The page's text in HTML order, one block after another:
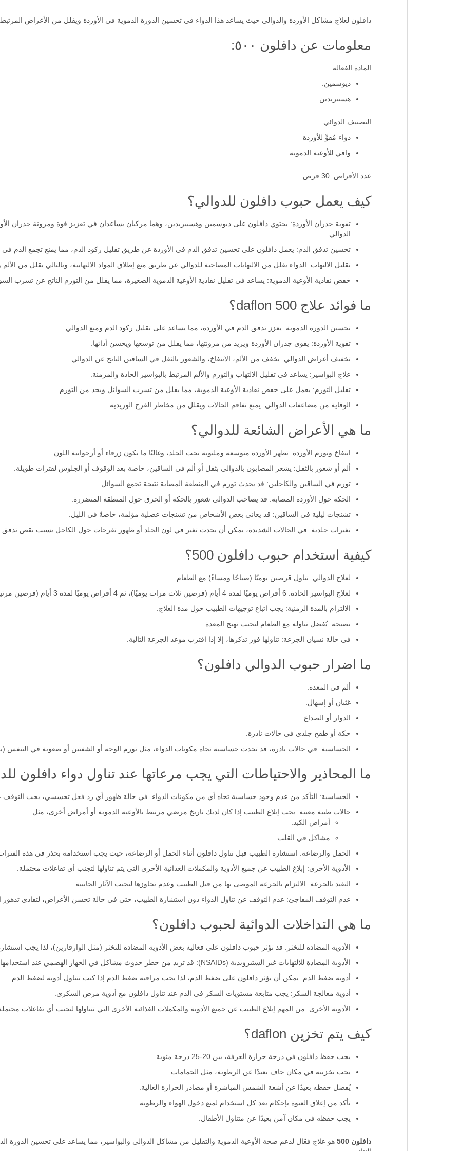
دافلون لعلاج مشاكل الأوردة والدوالي حيث يساعد هذا الدواء في تحسين الدورة الدموية في الأوردة ويقلل من الأعراض
معلومات عن دافلون ٥٠٠:
المادة الفعالة:
ديوسمين.
هسبيريدين.
التصنيف الدوائي:
دواء مُقوٍّ للأوردة
واقي للأوعية الدموية
عدد الأقراص: 30 قرص.
كيف يعمل حبوب دافلون للدوالي؟
تقوية جدران الأوردة: يحتوي دافلون على ديوسمين وهسبيريدين، وهما مركبان يساعدان في تعزيز قوة ومرونة جدران
الدوالي.
تحسين تدفق الدم: يعمل دافلون على تحسين تدفق الدم في الأوردة عن طريق تقليل ركود الدم، مما يمنع تجمع الدم في
تقليل الالتهاب: الدواء يقلل من الالتهابات المصاحبة للدوالي عن طريق منع إطلاق المواد الالتهابية، وبالتالي يقلل من
خفض نفاذية الأوعية الدموية: يساعد في تقليل نفاذية الأوعية الدموية الصغيرة، مما يقلل من التورم الناتج عن تسرب
ما فوائد علاج daflon 500؟
تحسين الدورة الدموية: يعزز تدفق الدم في الأوردة، مما يساعد على تقليل ركود الدم ومنع الدوالي.
تقوية الأوردة: يقوي جدران الأوردة ويزيد من مرونتها، مما يقلل من توسعها ويحسن أدائها.
تخفيف أعراض الدوالي: يخفف من الألم، الانتفاخ، والشعور بالثقل في الساقين الناتج عن الدوالي.
علاج البواسير: يساعد في تقليل الالتهاب والتورم والألم المرتبط بالبواسير الحادة والمزمنة.
تقليل التورم: يعمل على خفض نفاذية الأوعية الدموية، مما يقلل من تسرب السوائل ويحد من التورم.
الوقاية من مضاعفات الدوالي: يمنع تفاقم الحالات ويقلل من مخاطر القرح الوريدية.
ما هي الأعراض الشائعة للدوالي؟
انتفاخ وتورم الأوردة: تظهر الأوردة متوسعة وملتوية تحت الجلد، وغالبًا ما تكون زرقاء أو أرجوانية اللون.
ألم أو شعور بالثقل: يشعر المصابون بالدوالي بثقل أو ألم في الساقين، خاصة بعد الوقوف أو الجلوس لفترات طويلة.
تورم في الساقين والكاحلين: قد يحدث تورم في المنطقة المصابة نتيجة تجمع السوائل.
الحكة حول الأوردة المصابة: قد يصاحب الدوالي شعور بالحكة أو الحرق حول المنطقة المتضررة.
تشنجات ليلية في الساقين: قد يعاني بعض الأشخاص من تشنجات عضلية مؤلمة، خاصةً في الليل.
تغيرات جلدية: في الحالات الشديدة، يمكن أن يحدث تغير في لون الجلد أو ظهور تقرحات حول الكاحل بسبب نقص تدفق
كيفية استخدام حبوب دافلون 500؟
لعلاج الدوالي: تناول قرصين يوميًا (صباحًا ومساءً) مع الطعام.
لعلاج البواسير الحادة: 6 أقراص يوميًا لمدة 4 أيام (قرصين ثلاث مرات يوميًا)، ثم 4 أقراص يوميًا لمدة 3 أيام (قرصين مرتين يوميًا).
الالتزام بالمدة الزمنية: يجب اتباع توجيهات الطبيب حول مدة العلاج.
نصيحة: يُفضل تناوله مع الطعام لتجنب تهيج المعدة.
في حالة نسيان الجرعة: تناولها فور تذكرها، إلا إذا اقترب موعد الجرعة التالية.
ما اضرار حبوب الدوالي دافلون؟
ألم في المعدة.
غثيان أو إسهال.
الدوار أو الصداع.
حكة أو طفح جلدي في حالات نادرة.
الحساسية: في حالات نادرة، قد تحدث حساسية تجاه مكونات الدواء، مثل تورم الوجه أو الشفتين أو صعوبة في التنفس
ما المحاذير والاحتياطات التي يجب مرعاتها عند تناول دواء دافلون
الحساسية: التأكد من عدم وجود حساسية تجاه أي من مكونات الدواء. في حالة ظهور أي رد فعل تحسسي، يجب التوقف
حالات طبية معينة: يجب إبلاغ الطبيب إذا كان لديك تاريخ مرضي مرتبط بالأوعية الدموية أو أمراض أخرى، مثل:
أمراض الكبد.
مشاكل في القلب.
الحمل والرضاعة: استشارة الطبيب قبل تناول دافلون أثناء الحمل أو الرضاعة، حيث يجب استخدامه بحذر في هذه
الأدوية الأخرى: إبلاغ الطبيب عن جميع الأدوية والمكملات الغذائية الأخرى التي يتم تناولها لتجنب أي تفاعلات محتملة.
التقيد بالجرعة: الالتزام بالجرعة الموصى بها من قبل الطبيب وعدم تجاوزها لتجنب الآثار الجانبية.
عدم التوقف المفاجئ: عدم التوقف عن تناول الدواء دون استشارة الطبيب، حتى في حالة تحسن الأعراض، لتفادي تدهور
ما هي التداخلات الدوائية لحبوب دافلون؟
الأدوية المضادة للتخثر: قد تؤثر حبوب دافلون على فعالية بعض الأدوية المضادة للتخثر (مثل الوارفارين)، لذا يجب
الأدوية المضادة للالتهابات غير الستيرويدية (NSAIDs): قد تزيد من خطر حدوث مشاكل في الجهاز الهضمي عند استخدامها مع دافلون، لذا يُفضل الحذر عند تناولها معًا.
أدوية ضغط الدم: يمكن أن يؤثر دافلون على ضغط الدم، لذا يجب مراقبة ضغط الدم إذا كنت تتناول أدوية لضغط الدم.
أدوية معالجة السكر: يجب متابعة مستويات السكر في الدم عند تناول دافلون مع أدوية مرض السكري.
الأدوية الأخرى: من المهم إبلاغ الطبيب عن جميع الأدوية والمكملات الغذائية الأخرى التي تتناولها لتجنب أي تفاعلات
كيف يتم تخزين daflon؟
يجب حفظ دافلون في درجة حرارة الغرفة، بين 20-25 درجة مئوية.
يجب تخزينه في مكان جاف بعيدًا عن الرطوبة، مثل الحمامات.
يُفضل حفظه بعيدًا عن أشعة الشمس المباشرة أو مصادر الحرارة العالية.
تأكد من إغلاق العبوة بإحكام بعد كل استخدام لمنع دخول الهواء والرطوبة.
يجب حفظه في مكان آمن بعيدًا عن متناول الأطفال.
دافلون 500
هو علاج فعّال لدعم صحة الأوعية الدموية والتقليل من مشاكل الدوالي والبواسير، مما يساعد على تحسين